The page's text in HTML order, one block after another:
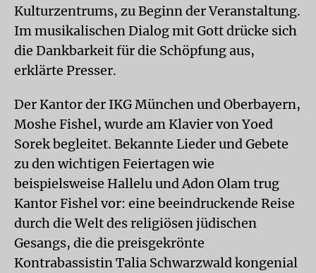
Kulturzentrums, zu Beginn der Veranstaltung.
Im musikalischen Dialog mit Gott drücke sich
die Dankbarkeit für die Schöpfung aus,
erklärte Presser.
Der Kantor der IKG München und Oberbayern,
Moshe Fishel, wurde am Klavier von Yoed
Sorek begleitet. Bekannte Lieder und Gebete
zu den wichtigen Feiertagen wie
beispielsweise Hallelu und Adon Olam trug
Kantor Fishel vor: eine beeindruckende Reise
durch die Welt des religiösen jüdischen
Gesangs, die die preisgekrönte
Kontrabassistin Talia Schwarzwald kongenial